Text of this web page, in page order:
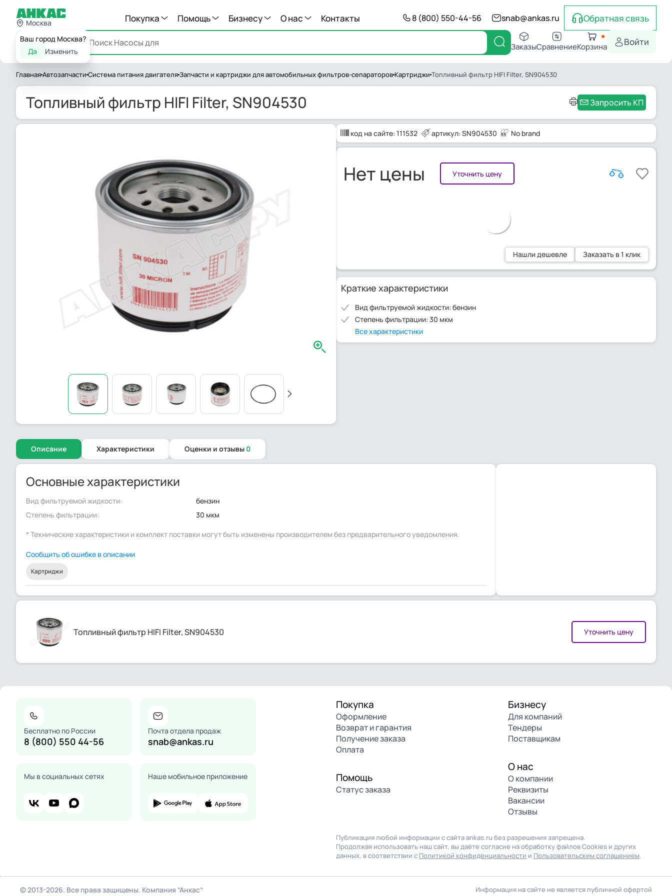
Москва
Ваш город Москва?
Да
Изменить
Покупка Помощь Бизнесу О нас Контакты 8 (800) 550-44-56 snab@ankas.ru Обратная связь
Каталог ЗаказыСравнениеКорзина Войти
ГлавнаяАвтозапчасти Система питания двигателяЗапчасти и картриджи для автомобильных фильтров-сепараторов Картриджи Топливный фильтр HIFI Filter, SN904530
Топливный фильтр HIFI Filter, SN904530 Запросить КП
код на сайте: 111532 артикул: SN904530 No brand
Нет цены Уточнить цену
Нашли дешевле Заказать в 1 клик
Краткие характеристики
Вид фильтруемой жидкости: бензин
Степень фильтрации: 30 мкм
Все характеристики
Описание Характеристики Оценки и отзывы 0
Основные характеристики
Вид фильтруемой жидкости:
бензин
Степень фильтрации:
30 мкм
* Технические характеристики и комплект поставки могут быть изменены производителем без предварительного уведомления.
Сообщить об ошибке в описании
Картриджи
Топливный фильтр HIFI Filter, SN904530 Уточнить цену
Бесплатно по России
8 (800) 550 44-56
Почта отдела продаж
snab@ankas.ru
Мы в социальных сетях Наше мобильное приложение
Покупка
Оформление
Возврат и гарантия
Получение заказа
Оплата
Помощь
Статус заказа
Бизнесу
Для компаний
Тендеры
Поставщикам
О нас
О компании
Реквизиты
Вакансии
Отзывы
Публикация любой информации с сайта ankas.ru без разрешения запрещена.
Продолжая использовать наш сайт, вы даёте согласие на обработку файлов Cookies и других
данных, в соответствии с Политикой конфиденциальности и Пользовательским соглашением.
© 2013-2026. Все права защищены. Компания “Анкас” Информация на сайте не является публичной офертой